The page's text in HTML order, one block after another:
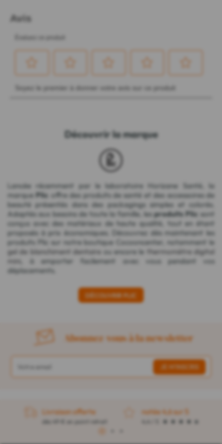
Découvrir la marque
Lancée récemment par le laboratoire Horizane Santé, la
marque Plic offre des produits de santé et des accessoires de
beauté présentés dans des packagings simples et colorés.
Adaptés aux besoins de toute la famille, lesproduits Plic sont
conçus avec des matériaux de haute qualité, tout en étant
proposés à prix économiques. Découvrez dès maintenant les
produits Plic sur notre boutique Cocooncenter, notamment le
gel de blanchiment dentaire ou encore le
thermomètre digital
mini
, à emporter facilement avec vous pendant vos
déplacements.
DÉCOUVRIR PLIC
Abonnez-vous à la newsletter
Livraison offerte
dès 49 € en point retrait
notée 4,6 sur 5
1